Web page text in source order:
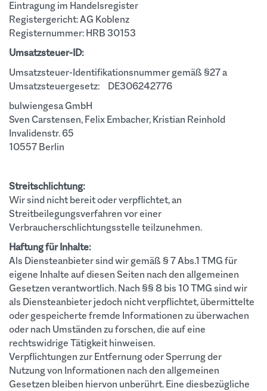
Eintragung im Handelsregister
Registergericht: AG Koblenz
Registernummer: HRB 30153
Umsatzsteuer-ID:
Umsatzsteuer-Identifikationsnummer gemäß §27 a
Umsatzsteuergesetz: DE306242776
bulwiengesa GmbH
Sven Carstensen, Felix Embacher, Kristian Reinhold
Invalidenstr. 65
10557 Berlin
Streitschlichtung:
Wir sind nicht bereit oder verpflichtet, an
Streitbeilegungsverfahren vor einer
Verbraucherschlichtungsstelle teilzunehmen.
Haftung für Inhalte:
Als Diensteanbieter sind wir gemäß § 7 Abs.1 TMG für
eigene Inhalte auf diesen Seiten nach den allgemeinen
Gesetzen verantwortlich. Nach §§ 8 bis 10 TMG sind wir
als Diensteanbieter jedoch nicht verpflichtet, übermittelte
oder gespeicherte fremde Informationen zu überwachen
oder nach Umständen zu forschen, die auf eine
rechtswidrige Tätigkeit hinweisen.
Verpflichtungen zur Entfernung oder Sperrung der
Nutzung von Informationen nach den allgemeinen
Gesetzen bleiben hiervon unberührt. Eine diesbezügliche